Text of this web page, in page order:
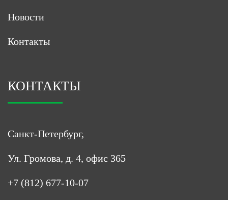
Новости
Контакты
КОНТАКТЫ
Санкт-Петербург,
Ул. Громова, д. 4, офис 365
+7 (812) 677-10-07